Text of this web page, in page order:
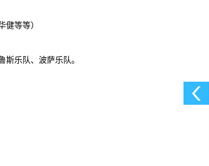
健等等）
乐队、波萨乐队。